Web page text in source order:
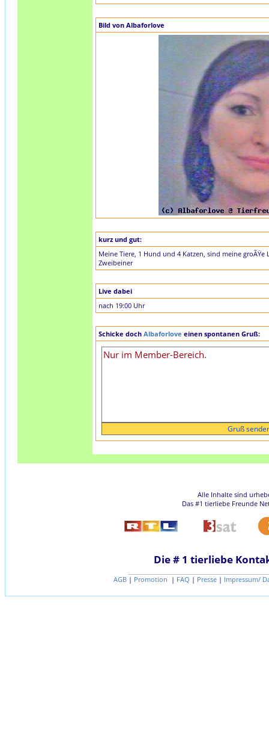
Bild von Albaforlove
kurz und gut:
Meine Tiere, 1 Hund und 4 Katzen, sind meine
Zweibeiner
Live dabei
nach 19:00 Uhr
Schicke doch Albaforlove einen spontanen Gruß:
Alle Inhalte sind
Das #1 tierliebe Freunde
Die # 1 tierliebe
AGB | Promotion | FAQ | Presse | Impressum/